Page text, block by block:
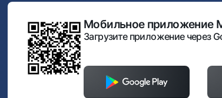
Мобильное приложение
Загрузите приложение через